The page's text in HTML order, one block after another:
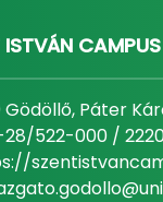
ISTVÁN CAMPUS
Gödöllő, Páter
28/522-000 /